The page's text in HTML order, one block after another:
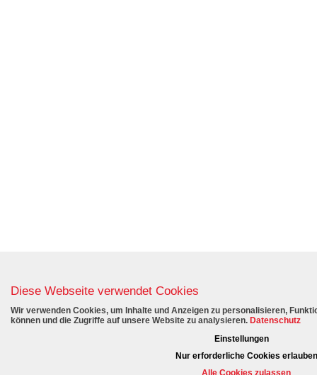
Diese Webseite verwendet Cookies
Wir verwenden Cookies, um Inhalte und Anzeigen zu personalisieren,
können und die Zugriffe auf unsere Website zu analysieren. Datenschutz
Einstellungen
Nur erforderliche Cookies erlauben
Alle Cookies zulassen